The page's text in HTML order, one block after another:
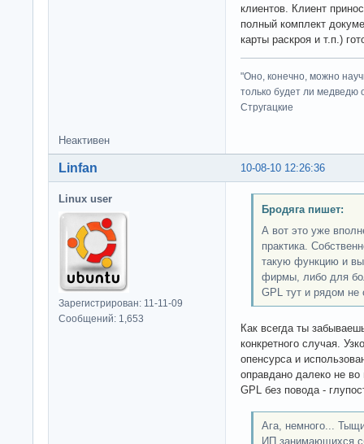
клиентов. Клиент
полный комплект
карты раскроя и т.п.)
"Оно, конечно, можно
только будет ли медведю
Стругацкие
Неактивен
10-08-10 12:26:36
Linfan
Linux user
Зарегистрирован: 11-11-09
Сообщений: 1,653
Бродяга пишет:
А вот это уже
практика.
такую функцию и
фирмы, либо для
GPL тут и рядом
Как всегда ты
конкретного случая.
опенсурса и
оправдано далеко не
GPL без повода -
Ага, немного...
ИП занимающихся